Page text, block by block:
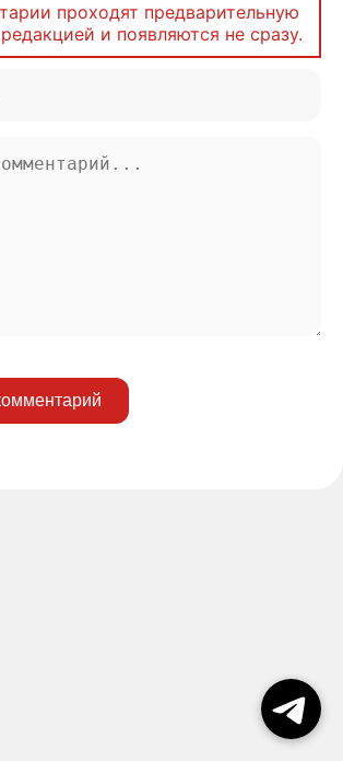
проходят предварительную
и появляются не сразу.